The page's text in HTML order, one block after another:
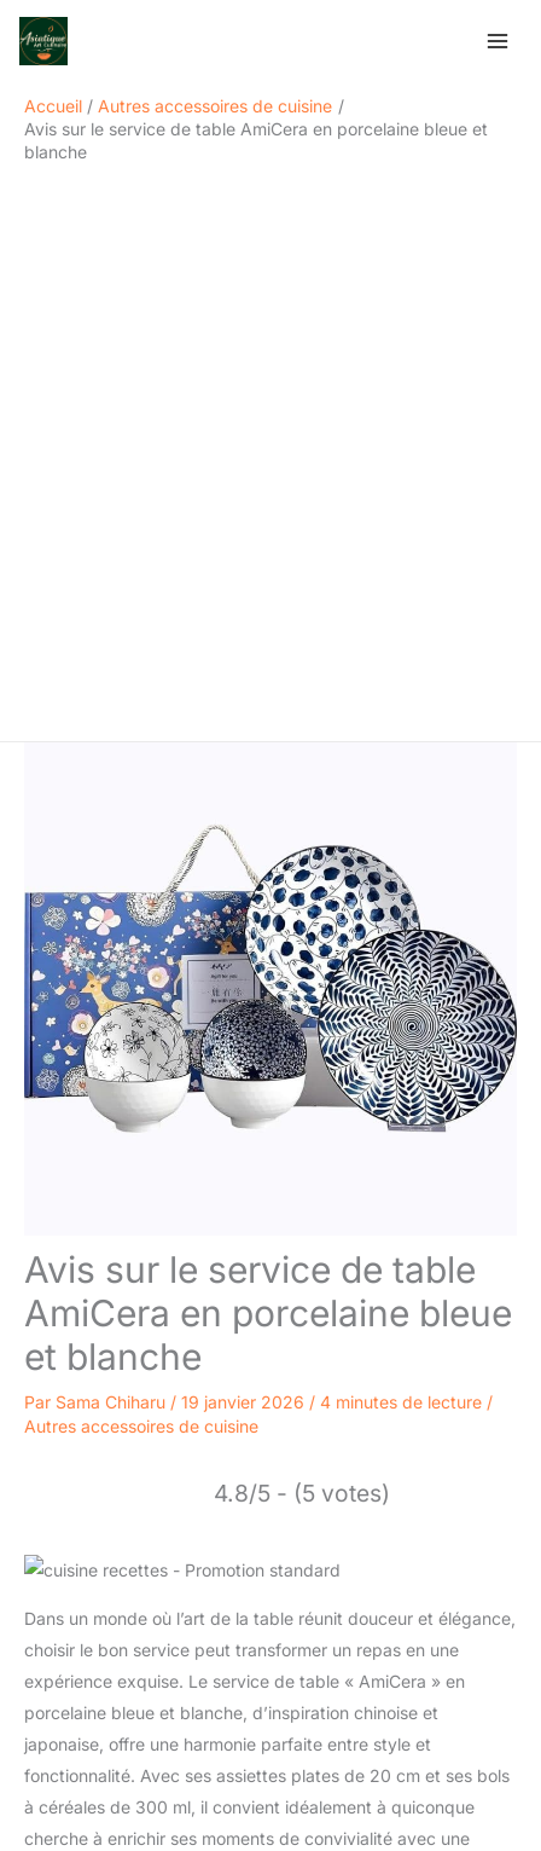
Aller
Accueil
Autres accessoires de cuisine
Avis sur le service de table AmiCera en porcelaine bleue et
blanche
Avis sur le service de table
AmiCera en porcelaine bleue
et blanche
Par Sama Chiharu / 19 janvier 2026 / 4 minutes de lecture /
Autres accessoires de cuisine
4.8/5 - (5 votes)
Dans un monde où l’art de la table réunit douceur et élégance,
choisir le bon service peut transformer un repas en une
expérience exquise. Le service de table « AmiCera » en
porcelaine bleue et blanche, d’inspiration chinoise et
japonaise, offre une harmonie parfaite entre style et
fonctionnalité. Avec ses assiettes plates de 20 cm et ses bols
à céréales de 300 ml, il convient idéalement à quiconque
cherche à enrichir ses moments de convivialité avec une
Rechercher